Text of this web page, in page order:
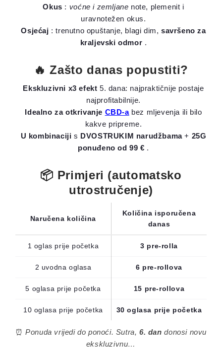
Okus : voćne i zemljane note, plemenit i
uravnotežen okus.
Osjećaj : trenutno opuštanje, blagi dim, savršeno za
kraljevski odmor .
🔥 Zašto danas popustiti?
Ekskluzivni x3 efekt 5. dana: najpraktičnije postaje
najprofitabilnije.
Idealno za otkrivanje CBD-abez mljevenja ili bilo
kakve pripreme.
U kombinaciji s DVOSTRUKIM narudžbama+ 25G
ponuđeno od 99 € .
📦 Primjeri (automatsko
utrostručenje)
Naručena količina
Količina isporučena
danas
1 oglas prije početka 3 pre-rolla
2 uvodna oglasa 6 pre-rollova
5 oglasa prije početka 15 pre-rollova
10 oglasa prije početka 30 oglasa prije početka
⏰Ponuda vrijedi do ponoći. Sutra,6. dan donosi novu
ekskluzivnu…